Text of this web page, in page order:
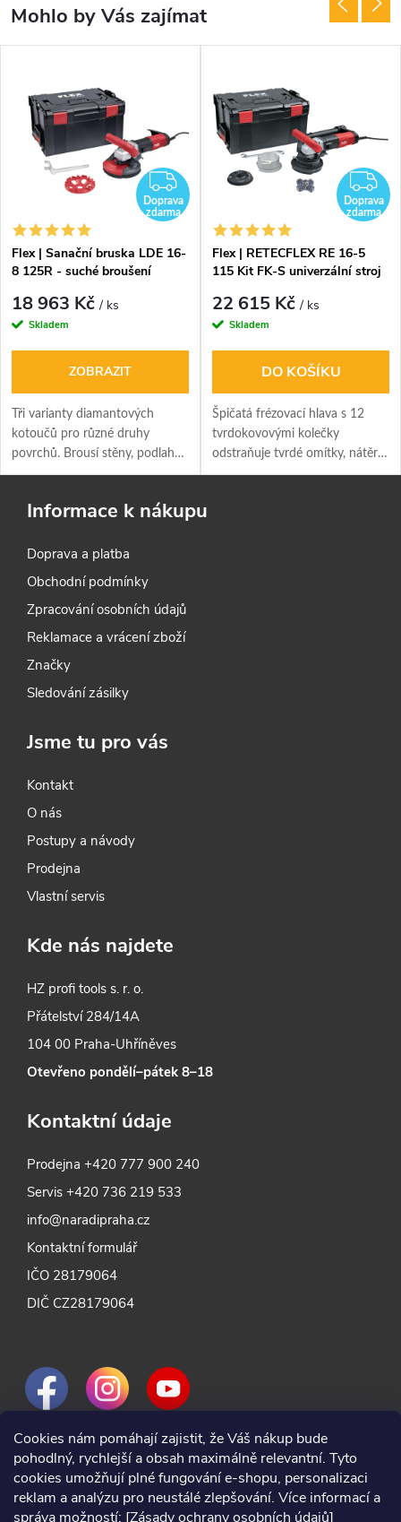
Cookies nám pomáhají zajistit, že Váš nákup bude
pohodlný, rychlejší a obsah maximálně relevantní. Tyto
cookies umožňují plné fungování e-shopu, personalizaci
reklam a analýzu pro neustálé zlepšování. Více informací a
správa možností: [Zásady ochrany osobních údajů]
Mohlo by Vás zajímat
ZDARMA
Doprava
zdarma
Flex | Sanační bruska LDE 16-
8 125R - suché broušení
18 963 Kč/ ks
Skladem
ZOBRAZIT
Tři varianty diamantových
kotoučů pro různé druhy
povrchů. Brousí stěny, podlahy i
stropy až k okraji a při připojení
Doprava
zdarma
Flex | RETECFLEX RE 16-5
115 Kit FK-S univerzální stroj
22 615 Kč/ ks
Skladem
DO KOŠÍKU
Špičatá frézovací hlava s 12
tvrdokovovými kolečky
odstraňuje tvrdé omítky, nátěry
a lepidla. Hloubka frézování až 6
Informace k nákupu
Doprava a platba
Obchodní podmínky
Zpracování osobních údajů
Reklamace a vrácení zboží
Značky
Sledování zásilky
Jsme tu pro vás
Kontakt
O nás
Postupy a návody
Prodejna
Vlastní servis
Kde nás najdete
HZ profi tools s. r. o.
Přátelství 284/14A
104 00 Praha-Uhříněves
Otevřeno pondělí–pátek 8–18
Kontaktní údaje
Prodejna+420 777 900 240
Servis+420 736 219 533
info@naradipraha.cz
Kontaktní formulář
IČO 28179064
DIČ CZ28179064